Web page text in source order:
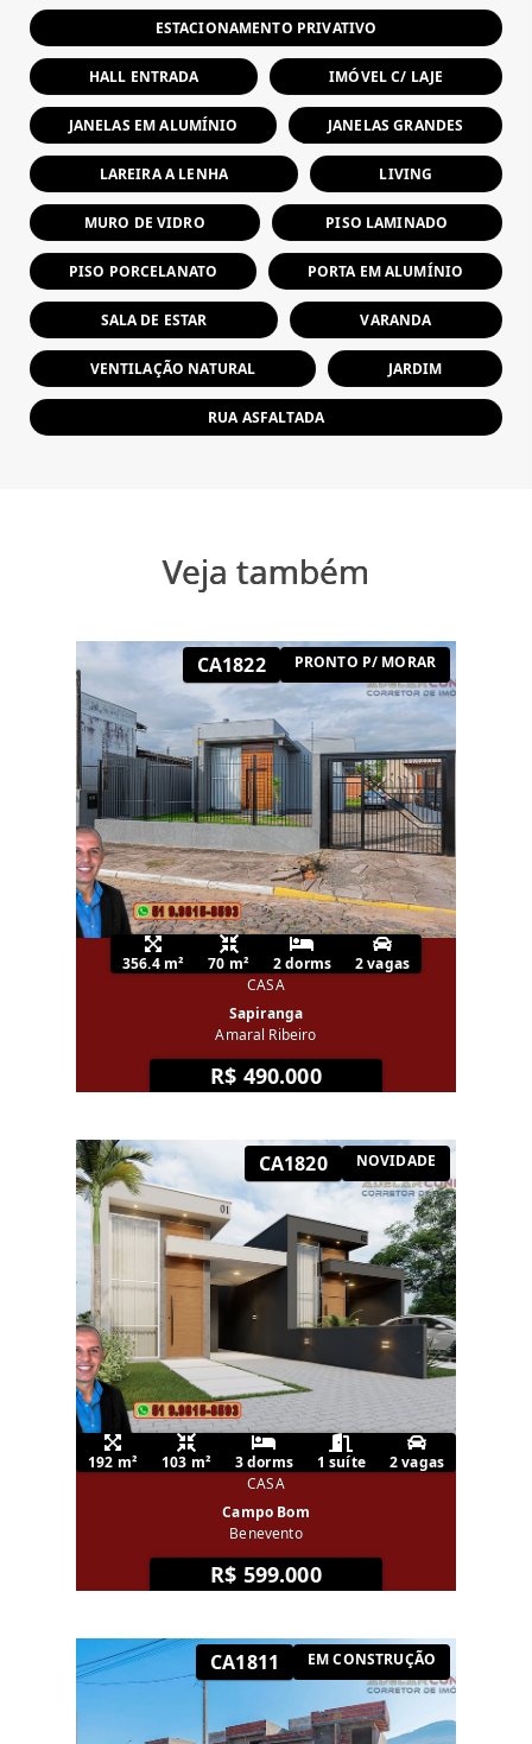
ESTACIONAMENTO PRIVATIVO
HALL ENTRADA IMÓVEL C/ LAJE
JANELAS EM ALUMÍNIO JANELAS GRANDES
LAREIRA A LENHA LIVING
MURO DE VIDRO PISO LAMINADO
PISO PORCELANATO PORTA EM ALUMÍNIO
SALA DE ESTAR VARANDA
VENTILAÇÃO NATURAL JARDIM
RUA ASFALTADA
Veja também
CA1822 PRONTO P/ MORAR
356.4 m² 70 m² 2 dorms
2 vagas
CASA
Sapiranga
Amaral Ribeiro
R$ 490.000
CA1820 NOVIDADE
192 m² 103 m² 3 dorms 1 suíte
2 vagas
CASA
Campo Bom
Benevento
R$ 599.000
CA1811 EM CONSTRUÇÃO